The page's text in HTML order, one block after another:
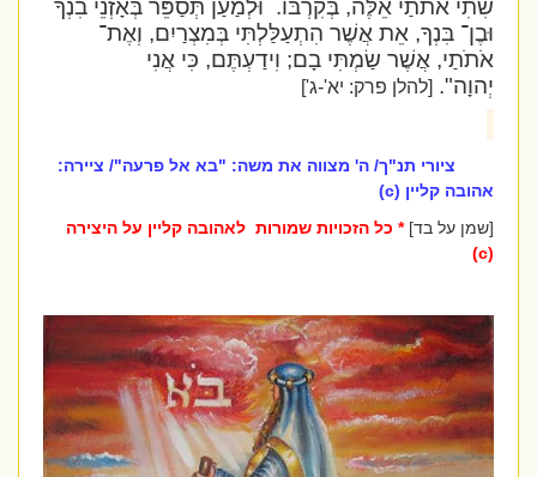
שִׁתִי אֹתֹתַי אֵלֶּה, בְּקִרְבּוֹ. וּלְמַעַן תְּסַפֵּר בְּאָזְנֵי בִנְךָ
וּבֶן־ בִּנְךָ, אֵת אֲשֶׁר הִתְעַלַּלְתִּי בְּמִצְרַיִם, וְאֶת־
אֹתֹתַי, אֲשֶׁר שַׂמְתִּי בָם; וִידַעְתֶּם, כִּי אֲנִי
יְהוָה". [להלן פרק: יא'-ג']
ציורי תנ"ך/ ה' מצווה את משה: "בא אל פרעה"/ ציירה:
אהובה קליין (c)
[שמן על בד]* כל הזכויות שמורות לאהובה קליין על היצירה